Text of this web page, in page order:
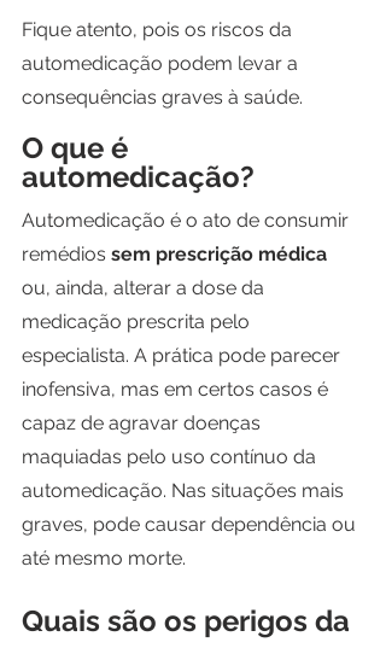
Fique atento, pois os riscos da
automedicação podem levar a
consequências graves à saúde.
O que é
automedicação?
Automedicação é o ato de consumir
remédios sem prescrição médica
ou, ainda, alterar a dose da
medicação prescrita pelo
especialista. A prática pode parecer
inofensiva, mas em certos casos é
capaz de agravar doenças
maquiadas pelo uso contínuo da
automedicação. Nas situações mais
graves, pode causar dependência ou
até mesmo morte.
Quais são os perigos da